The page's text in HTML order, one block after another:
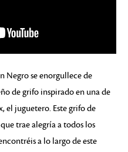
Negro se enorgullece de
de grifo inspirado en una de
el juguetero. Este grifo de
trae alegría a todos los
a lo largo de este